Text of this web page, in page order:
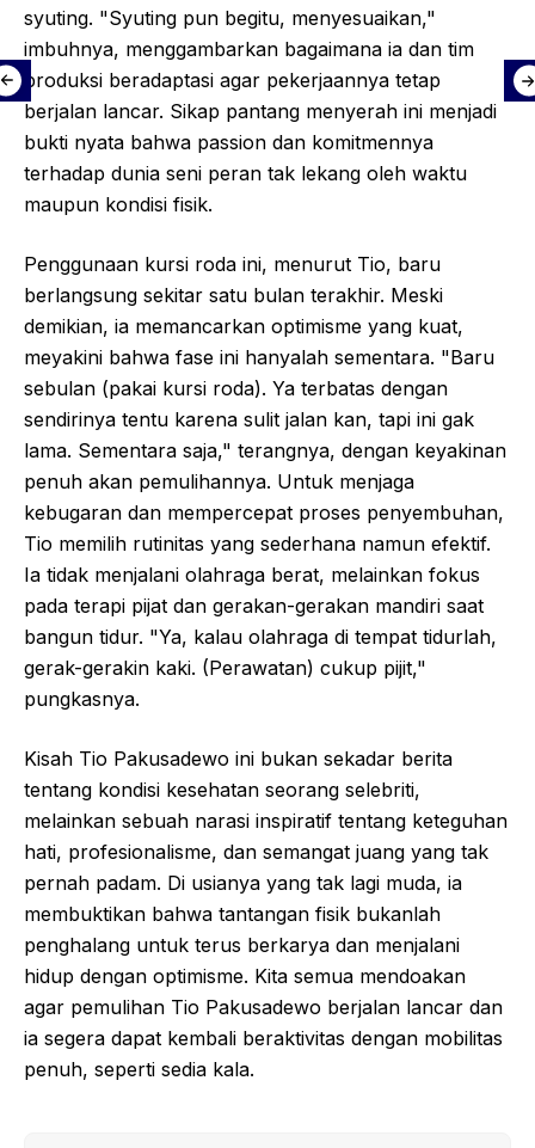
syuting. "Syuting pun begitu, menyesuaikan,"
imbuhnya, menggambarkan bagaimana ia dan tim
produksi beradaptasi agar pekerjaannya tetap
berjalan lancar. Sikap pantang menyerah ini menjadi
bukti nyata bahwa passion dan komitmennya
terhadap dunia seni peran tak lekang oleh waktu
maupun kondisi fisik.
Penggunaan kursi roda ini, menurut Tio, baru
berlangsung sekitar satu bulan terakhir. Meski
demikian, ia memancarkan optimisme yang kuat,
meyakini bahwa fase ini hanyalah sementara. "Baru
sebulan (pakai kursi roda). Ya terbatas dengan
sendirinya tentu karena sulit jalan kan, tapi ini gak
lama. Sementara saja," terangnya, dengan keyakinan
penuh akan pemulihannya. Untuk menjaga
kebugaran dan mempercepat proses penyembuhan,
Tio memilih rutinitas yang sederhana namun efektif.
Ia tidak menjalani olahraga berat, melainkan fokus
pada terapi pijat dan gerakan-gerakan mandiri saat
bangun tidur. "Ya, kalau olahraga di tempat tidurlah,
gerak-gerakin kaki. (Perawatan) cukup pijit,"
pungkasnya.
Kisah Tio Pakusadewo ini bukan sekadar berita
tentang kondisi kesehatan seorang selebriti,
melainkan sebuah narasi inspiratif tentang keteguhan
hati, profesionalisme, dan semangat juang yang tak
pernah padam. Di usianya yang tak lagi muda, ia
membuktikan bahwa tantangan fisik bukanlah
penghalang untuk terus berkarya dan menjalani
hidup dengan optimisme. Kita semua mendoakan
agar pemulihan Tio Pakusadewo berjalan lancar dan
ia segera dapat kembali beraktivitas dengan mobilitas
penuh, seperti sedia kala.